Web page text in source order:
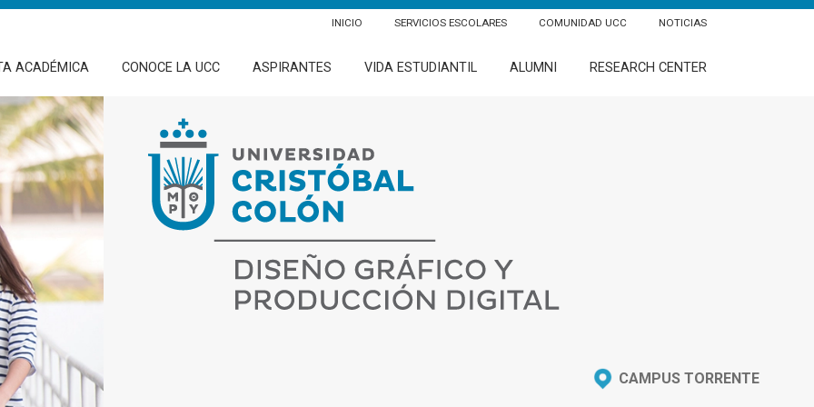
INICIO SERVICIOS ESCOLARES COMUNIDAD UCC NOTICIAS
ACADÉMICA CONOCE LA UCC ASPIRANTES VIDA ESTUDIANTIL ALUMNI RESEARCH CENTER
CAMPUS TORRENTE